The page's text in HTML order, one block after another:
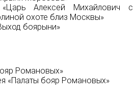
Алексей Михайлович с
охоте близ Москвы»
боярыни»
Романовых»
«Палаты бояр Романовых»